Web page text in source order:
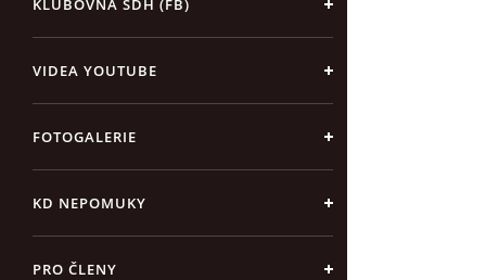
KLUBOVNA SDH (FB)
VIDEA YOUTUBE
FOTOGALERIE
KD NEPOMUKY
PRO ČLENY